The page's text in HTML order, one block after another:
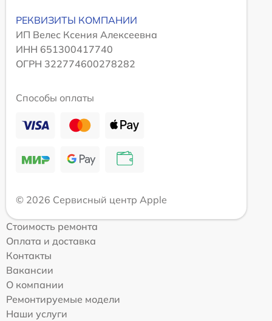
РЕКВИЗИТЫ КОМПАНИИ
ИП Велес Ксения Алексеевна
ИНН 651300417740
ОГРН 322774600278282
Способы оплаты
© 2026 Сервисный центр Apple
Стоимость ремонта
Оплата и доставка
Контакты
Вакансии
О компании
Ремонтируемые модели
Наши услуги